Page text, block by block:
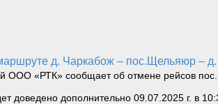
д. Чаркабож – пос.Щельяюр –
ООО «РТК» сообщает об отмене рейсов
дополнительно 09.07.2025 г. в